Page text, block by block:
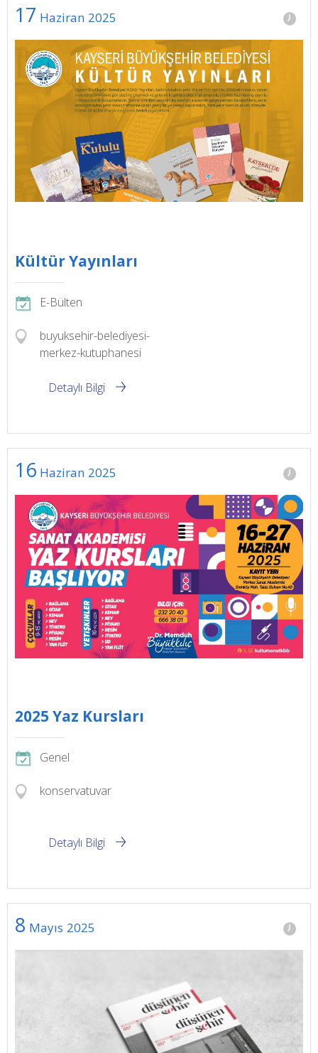
17 Haziran 2025
Kültür Yayınları
E-Bülten
buyuksehir-belediyesi-
merkez-kutuphanesi
Detaylı Bilgi
16 Haziran 2025
2025 Yaz Kursları
Genel
konservatuvar
Detaylı Bilgi
8 Mayıs 2025